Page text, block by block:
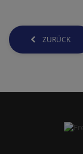
ZURÜCK